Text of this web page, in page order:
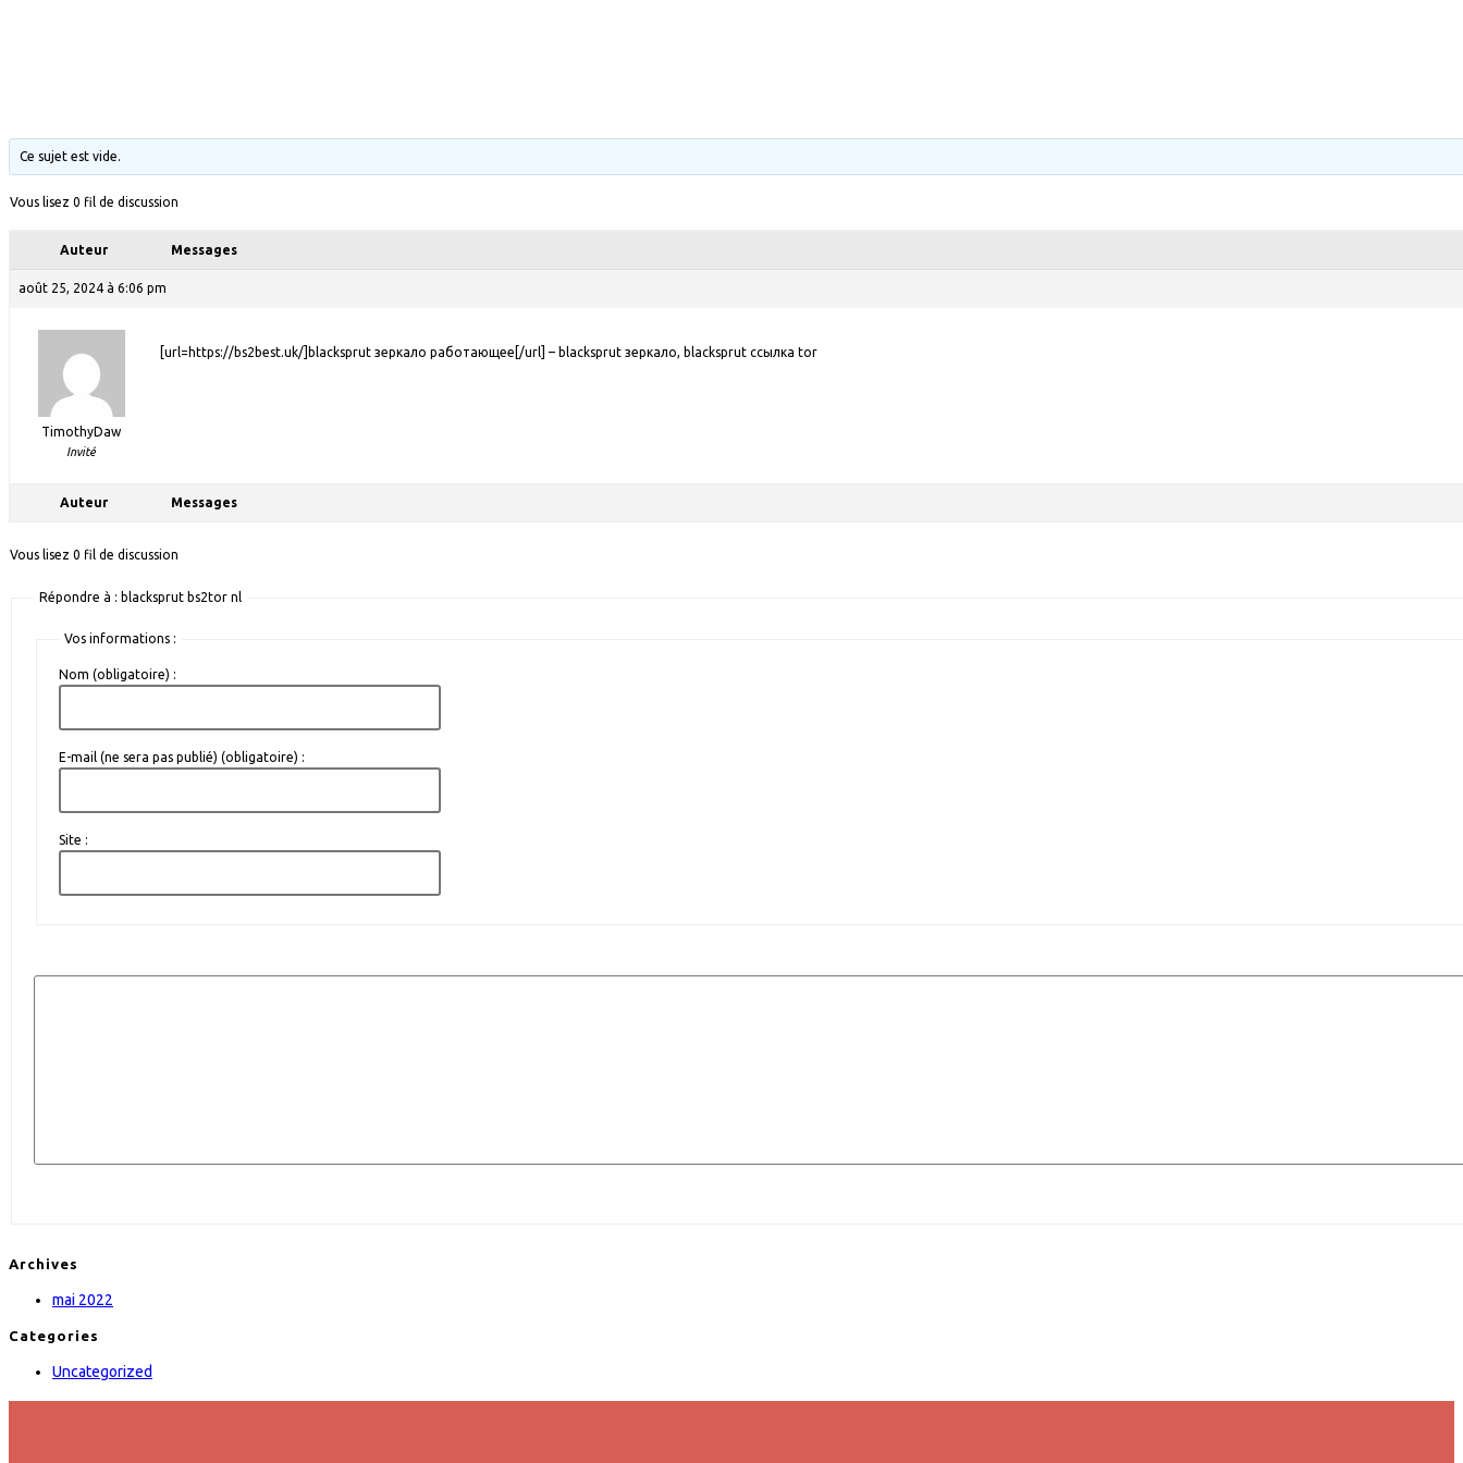
Ce sujet est vide.
Vous lisez 0 fil de discussion
Auteur Messages
août 25, 2024 à 6:06 pm
TimothyDaw
Invité
[url=https://bs2best.uk/]blacksprut зеркало работающее[/url] – blacksprut зеркало, blacksprut ссылка tor
Auteur Messages
Vous lisez 0 fil de discussion
Répondre à : blacksprut bs2tor nl
Vos informations :
Nom (obligatoire) :
E-mail (ne sera pas publié) (obligatoire) :
Site :
Archives
mai 2022
Categories
Uncategorized